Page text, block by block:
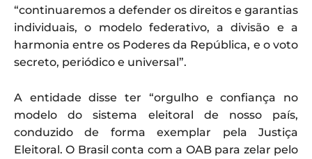
“continuaremos a defender os direitos e garantias
individuais, o modelo federativo, a divisão e a
harmonia entre os Poderes da República, e o voto
secreto, periódico e universal”.
A entidade disse ter “orgulho e confiança no
modelo do sistema eleitoral de nosso país,
conduzido de forma exemplar pela Justiça
Eleitoral. O Brasil conta com a OAB para zelar pelo